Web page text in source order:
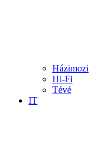
Házimozi
Hi-Fi
Tévé
IT